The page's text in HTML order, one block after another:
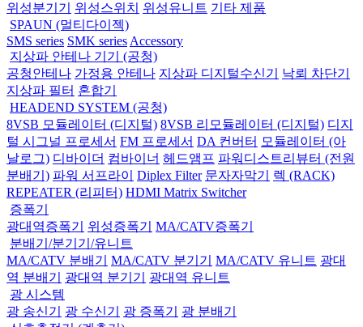
위성분기기
위성스위치 위성유니트 기타 제품
SPAUN (멀티다이젝)
SMS series SMK series Accessory
지상파 안테나 기기 (공청)
공청안테나 가정용 안테나 지상파 디지털수신기
낙뢰 차단기
지상파 필터 혼합기
HEADEND SYSTEM (공청)
8VSB 모듈레이터 (디지털) 8VSB 리모듈레이터 (디지털) 디지
털 시그널 프로세서 FM 프로세서 DA 컨버터 모듈레이터 (아
날로그) 디바이더 컴바이너 헤드앰프 파워디스트리뷰터 (전원
분배기) 파워 서프라이 Diplex Filter 문자자막기
렉 (RACK)
REPEATER (리피터) HDMI Matrix Switcher
증폭기
광대역증폭기
위성증폭기
MA/CATV증폭기
분배기/분기기/유니트
MA/CATV 분배기
MA/CATV 분기기 MA/CATV 유니트 광대
역 분배기
광대역 분기기
광대역 유니트
광 시스템
광 송신기
광 수신기 광 증폭기
광 분배기